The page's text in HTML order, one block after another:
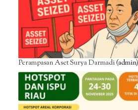
Perampasan Aset Surya Darmadi(admin)